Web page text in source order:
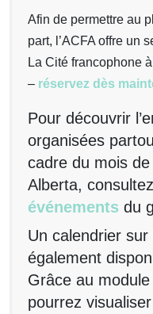
Afin de permettre au
part, l’ACFA offre un
La Cité francophone
– réservez dès
Pour découvrir
organisées
cadre du mois
Alberta, consultez
événements du
Un calendrier
également
Grâce au
pourrez